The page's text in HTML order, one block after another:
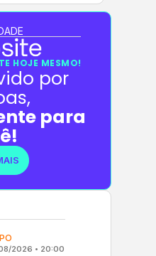
HOJE MESMO!
por
para
2026 • 20:00